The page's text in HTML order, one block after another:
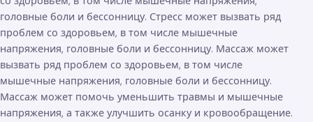
головные боли и бессонницу. Стресс может вызвать ряд
проблем со здоровьем, в том числе мышечные
напряжения, головные боли и бессонницу. Массаж может
вызвать ряд проблем со здоровьем, в том числе
мышечные напряжения, головные боли и бессонницу.
Массаж может помочь уменьшить травмы и мышечные
напряжения, а также улучшить осанку и кровообращение.